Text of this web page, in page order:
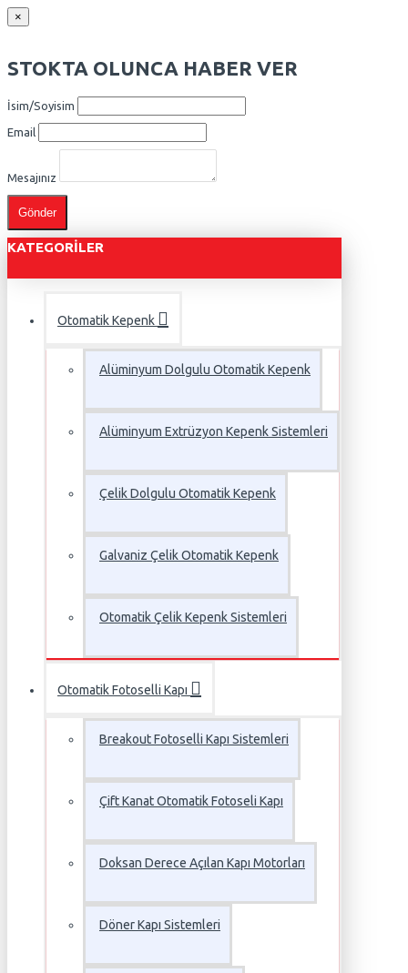
×
STOKTA OLUNCA HABER VER
İsim/Soyisim
Email
Mesajınız
Gönder
KATEGORILER
Otomatik Kepenk
Alüminyum Dolgulu Otomatik Kepenk
Alüminyum Extrüzyon Kepenk Sistemleri
Çelik Dolgulu Otomatik Kepenk
Galvaniz Çelik Otomatik Kepenk
Otomatik Çelik Kepenk Sistemleri
Otomatik Fotoselli Kapı
Breakout Fotoselli Kapı Sistemleri
Çift Kanat Otomatik Fotoseli Kapı
Doksan Derece Açılan Kapı Motorları
Döner Kapı Sistemleri